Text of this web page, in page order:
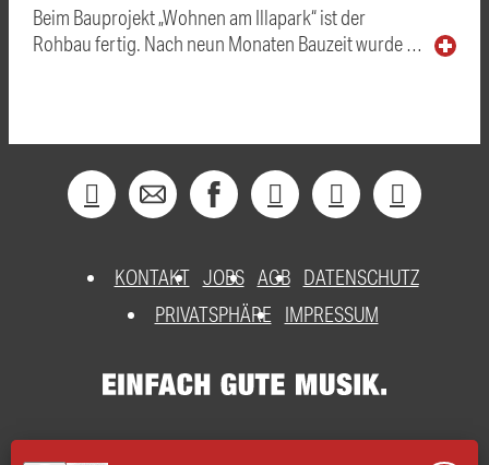
Beim Bauprojekt „Wohnen am Illapark“ ist der
Rohbau fertig. Nach neun Monaten Bauzeit wurde …
KONTAKT JOBS AGB DATENSCHUTZ
PRIVATSPHÄRE
IMPRESSUM